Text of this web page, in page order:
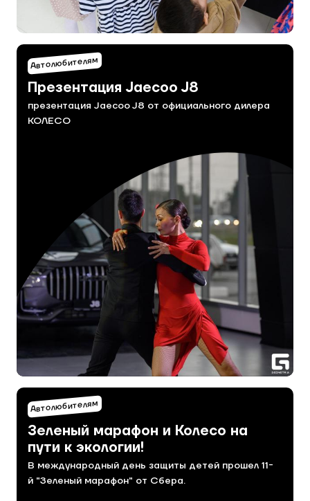
Автолюбителям
Презентация Jaecoo J8
презентация Jaecoo J8 от официального дилера
КОЛЕСО
Автолюбителям
Зеленый марафон и Колесо на
пути к экологии!
В международный день защиты детей прошел 11-
й "Зеленый марафон" от Сбера.